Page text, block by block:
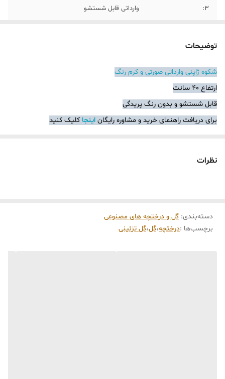
۳: وارداتی قابل شستشو
توضیحات
شکوه ژاپنی وارداتی صورتی و کرم رنگ
ارتفاع ۴۰ سانت
قابل شستشو و بدون رنگ پریدگی
برای دریافت راهنمای خرید و مشاوره رایگان اینجا کلیک کنید
نظرات
دسته‌بندی: گل و درختچه های مصنوعی
برچسب‌ها :درختچه،گل،گل تزئینی